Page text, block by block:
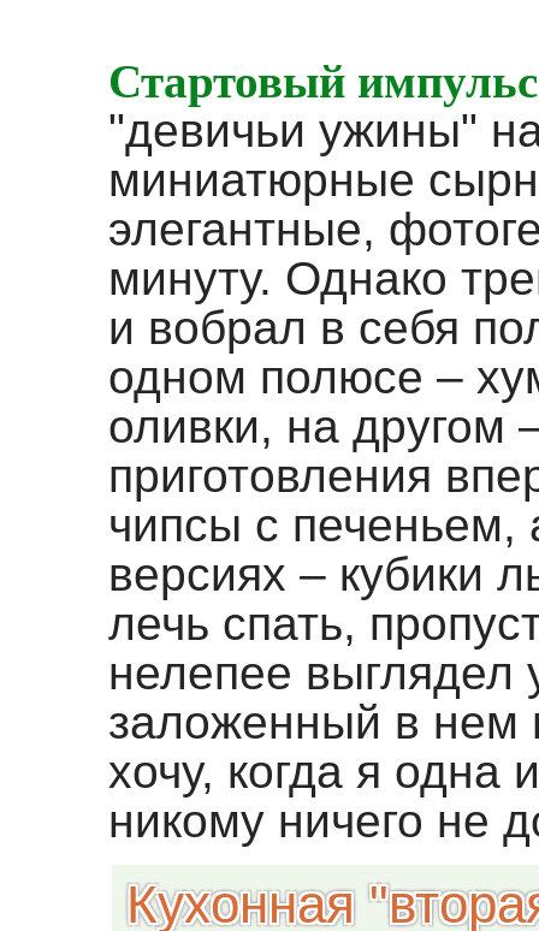
Стартовый импульс
"девичьи ужины"
миниатюрные
элегантные,
минуту. Однако
и вобрал в себя
одном полюсе –
оливки, на другом
приготовления
чипсы с печеньем,
версиях – кубики
лечь спать,
нелепее выглядел
заложенный в нем
хочу, когда я одна
никому ничего не
Кухонная